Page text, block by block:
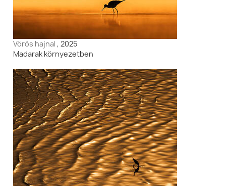
Vörös hajnal, 2025
Madarak környezetben